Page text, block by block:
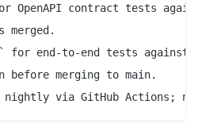
OpenAPI contract tests
merged.
for end-to-end tests against
before merging to main.